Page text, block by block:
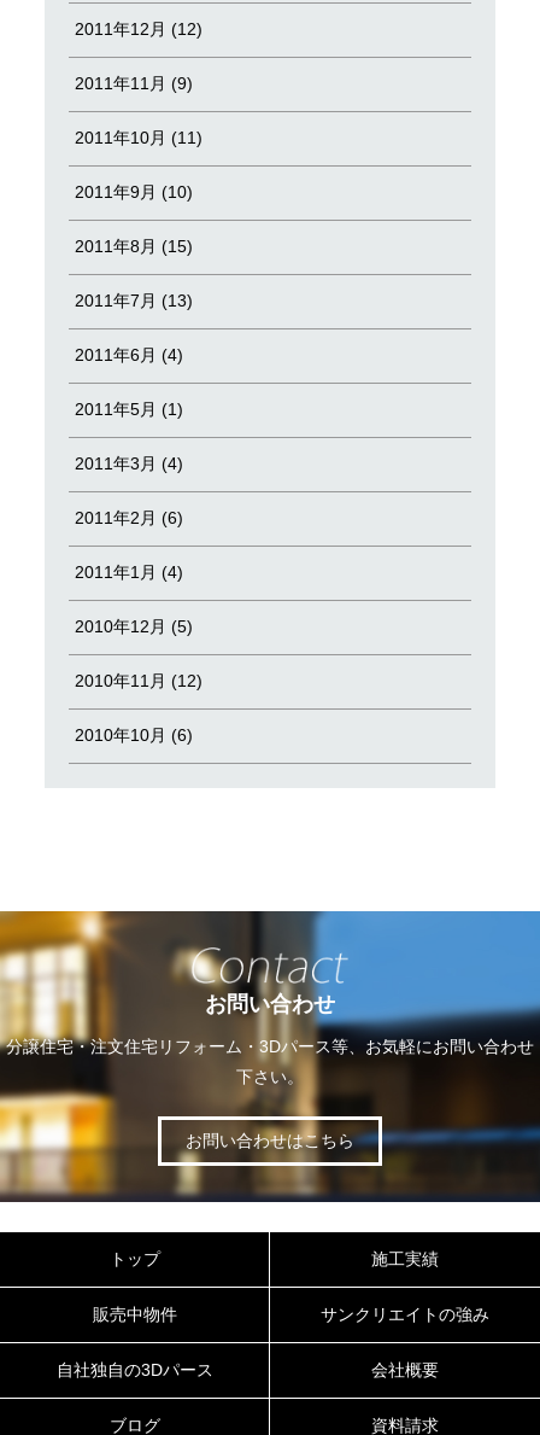
2011年12月 (12)
2011年11月 (9)
2011年10月 (11)
2011年9月 (10)
2011年8月 (15)
2011年7月 (13)
2011年6月 (4)
2011年5月 (1)
2011年3月 (4)
2011年2月 (6)
2011年1月 (4)
2010年12月 (5)
2010年11月 (12)
2010年10月 (6)
お問い合わせ
分譲住宅・注文住宅リフォーム・3Dパース等、お気軽にお問い合わせ
下さい。
お問い合わせはこちら
トップ 施工実績
販売中物件 サンクリエイトの強み
自社独自の3Dパース 会社概要
ブログ 資料請求